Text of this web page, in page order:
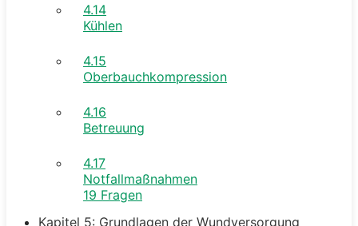
4.14
Kühlen
4.15
Oberbauchkompression
4.16
Betreuung
4.17
Notfallmaßnahmen
19 Fragen
Kapitel 5: Grundlagen der Wundversorgung